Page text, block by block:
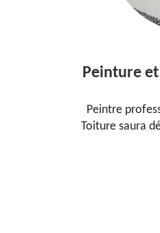
Ravaleur
trouvera les
qualité et des